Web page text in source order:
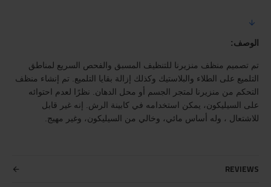
الوصف:
تم تصميم منظف منزيرنا للتنظيف المسبق والفحص السريع لمناطق
التلميع على الطلاء والبلاستيك وكذلك إزالة بقايا التلميع. تم إنشاء منظف
التحكم من منزيرنا لمتجر الجسم أو محل الدهان. نظرًا لعدم احتوائه
على السيليكون، يمكن استخدامه في كابينة الرش. إنه غير قابل
للاشتعال ، وله أساس مائي، وخالي من السيليكون، وغير مهيج.
REVIEWS